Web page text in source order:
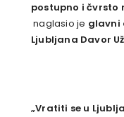
postupno i čvrsto
naglasio je glavni
Ljubljana Davor
„Vratiti se u